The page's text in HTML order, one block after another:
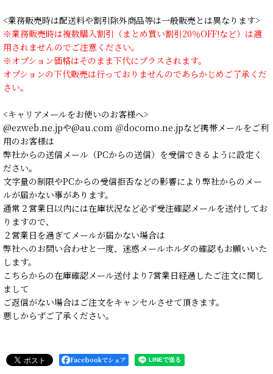
<業務販売時は配送料や割引除外商品等は一般販売とは異なります>
※業務販売時は複数購入割引（まとめ買い割引20％OFF!など）は適
用されませんのでご注意ください。
※オプション価格はそのまま下代にプラスされます。
オプションの下代販売は行っておりませんのであらかじめご了承くだ
さい。
<キャリアメールをお使いのお客様へ>
@ezweb.ne.jpや@au.com ＠docomo.ne.jpなど携帯メールをご利
用のお客様は
弊社からの送信メール（PCからの送信）を受信できるように設定く
ださい。
文字量の制限やPCからの受信拒否などの影響により弊社からのメー
ルが届かない事があります。
通常２営業日以内には在庫状況など必ず受注確認メールを送付してお
りますので、
２営業日を過ぎてメールが届かない場合は
弊社へのお問い合わせと一度、迷惑メールホルダの確認もお願いいた
します。
こちらからの在庫確認メール送付より7営業日経過したご注文に関し
まして
ご返信がない場合はご注文をキャンセルさせて頂きます。
悪しからずご了承ください。
Facebookでシェア